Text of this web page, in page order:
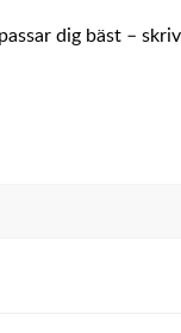
dig bäst –